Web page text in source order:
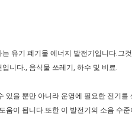
유기 폐기물 에너지 발전기입니다.그
니다., 음식물 쓰레기, 하수 및 비료.
있을 뿐만 아니라 운영에 필요한 전기
움이 됩니다.또한 이 발전기의 소음 수